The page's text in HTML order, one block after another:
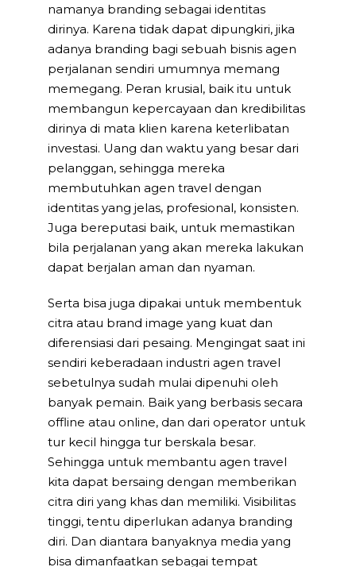
namanya branding sebagai identitas
dirinya. Karena tidak dapat dipungkiri, jika
adanya branding bagi sebuah bisnis agen
perjalanan sendiri umumnya memang
memegang. Peran krusial, baik itu untuk
membangun kepercayaan dan kredibilitas
dirinya di mata klien karena keterlibatan
investasi. Uang dan waktu yang besar dari
pelanggan, sehingga mereka
membutuhkan agen travel dengan
identitas yang jelas, profesional, konsisten.
Juga bereputasi baik, untuk memastikan
bila perjalanan yang akan mereka lakukan
dapat berjalan aman dan nyaman.
Serta bisa juga dipakai untuk membentuk
citra atau brand image yang kuat dan
diferensiasi dari pesaing. Mengingat saat ini
sendiri keberadaan industri agen travel
sebetulnya sudah mulai dipenuhi oleh
banyak pemain. Baik yang berbasis secara
offline atau online, dan dari operator untuk
tur kecil hingga tur berskala besar.
Sehingga untuk membantu agen travel
kita dapat bersaing dengan memberikan
citra diri yang khas dan memiliki. Visibilitas
tinggi, tentu diperlukan adanya branding
diri. Dan diantara banyaknya media yang
bisa dimanfaatkan sebagai tempat